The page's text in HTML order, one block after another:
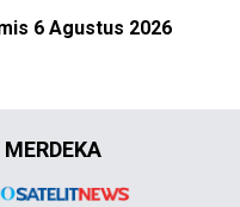
6 Agustus 2026